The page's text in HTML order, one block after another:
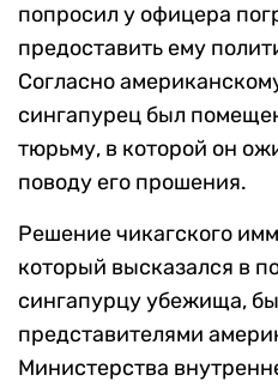
попросил у офицера
предоставить ему
Согласно
сингапурец был
тюрьму, в которой он
поводу его прошения.
Решение чикагского
который высказался в
сингапурцу убежища,
представителями
Министерства